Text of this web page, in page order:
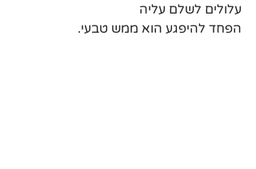
עלולים לשלם עליה
הפחד להיפגע הוא ממש טבעי.